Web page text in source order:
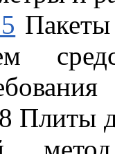
Пакеты
Плиты